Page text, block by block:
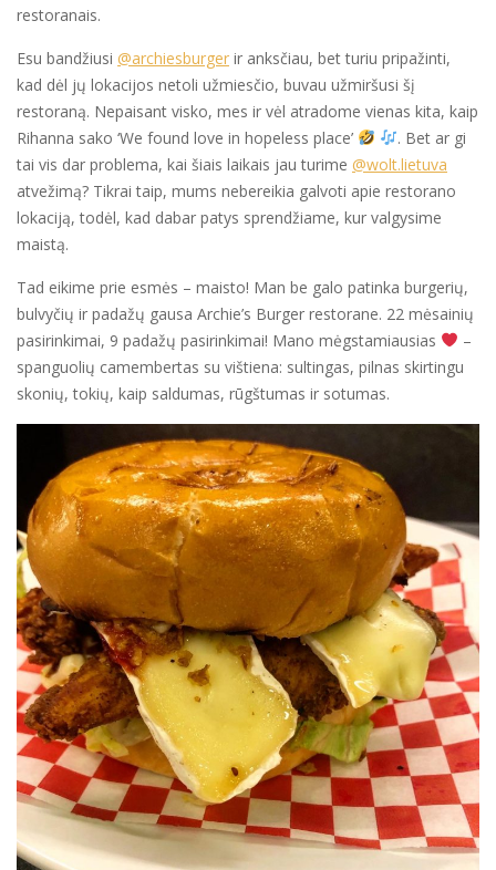
restoranais.
Esu bandžiusi @archiesburger ir anksčiau, bet turiu pripažinti,
kad dėl jų lokacijos netoli užmiesčio, buvau užmiršusi šį
restoraną. Nepaisant visko, mes ir vėl atradome vienas kita, kaip
Rihanna sako ‘We found love in hopeless place’
. Bet ar gi
tai vis dar problema, kai šiais laikais jau turime @wolt.lietuva
atvežimą? Tikrai taip, mums nebereikia galvoti apie restorano
lokaciją, todėl, kad dabar patys sprendžiame, kur valgysime
maistą.
Tad eikime prie esmės – maisto! Man be galo patinka burgerių,
bulvyčių ir padažų gausa Archie’s Burger restorane. 22 mėsainių
pasirinkimai, 9 padažų pasirinkimai! Mano mėgstamiausias
–
spanguolių camembertas su vištiena: sultingas, pilnas skirtingu
skonių, tokių, kaip saldumas, rūgštumas ir sotumas.